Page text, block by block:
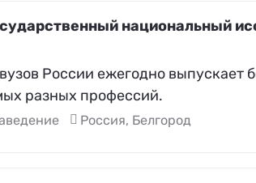
национальный
России ежегодно выпускает
разных профессий.
Россия, Белгород